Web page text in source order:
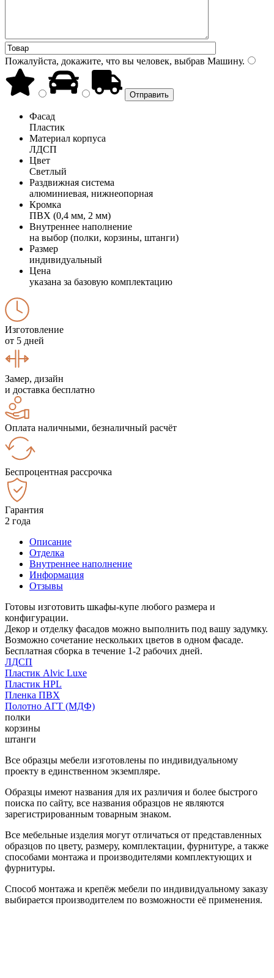
Пожалуйста, докажите, что вы человек, выбрав Машину.
Фасад
Пластик
Материал корпуса
ЛДСП
Цвет
Светлый
Раздвижная система
алюминиевая, нижнеопорная
Кромка
ПВХ (0,4 мм, 2 мм)
Внутреннее наполнение
на выбор (полки, корзины, штанги)
Размер
индивидуальный
Цена
указана за базовую комплектацию
Изготовление
от 5 дней
Замер, дизайн
и доставка бесплатно
Оплата наличными, безналичный расчёт
Беспроцентная рассрочка
Гарантия
2 года
Описание
Отделка
Внутреннее наполнение
Информация
Отзывы
Готовы изготовить шкафы-купе любого размера и
конфигурации.
Декор и отделку фасадов можно выполнить под вашу задумку.
Возможно сочетание нескольких цветов в одном фасаде.
Бесплатная сборка в течение 1-2 рабочих дней.
ЛДСП
Пластик Alvic Luxe
Пластик HPL
Пленка ПВХ
Полотно АГТ (МДФ)
полки
корзины
штанги
Все образцы мебели изготовлены по индивидуальному
проекту в единственном экземпляре.
Образцы имеют названия для их различия и более быстрого
поиска по сайту, все названия образцов не являются
зарегистрированным товарным знаком.
Все мебельные изделия могут отличаться от представленных
образцов по цвету, размеру, комплектации, фурнитуре, а также
способами монтажа и производителями комплектующих и
фурнитуры.
Способ монтажа и крепёж мебели по индивидуальному заказу
выбирается производителем по возможности её применения.